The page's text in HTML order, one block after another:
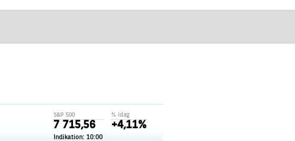
% idag
+4,11%
S&P 500
7 715,56
Indikation: 10:00